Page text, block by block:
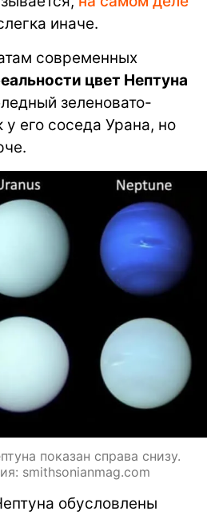
иначе.
современных
цвет Нептуна
зеленовато-
у его соседа Урана, но
показан справа снизу.
smithsonianmag.com
обусловлены